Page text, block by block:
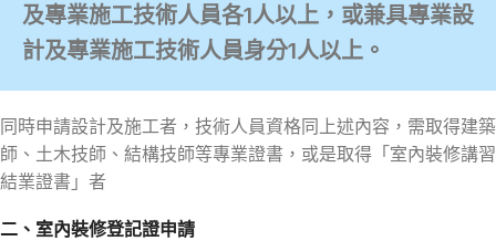
及專業施工技術人員各1人以上，或兼具專業設
計及專業施工技術人員身分1人以上。
同時申請設計及施工者，技術人員資格同上述內容，需取得建築
師、土木技師、結構技師等專業證書，或是取得「室內裝修講習
結業證書」者
二、室內裝修登記證申請